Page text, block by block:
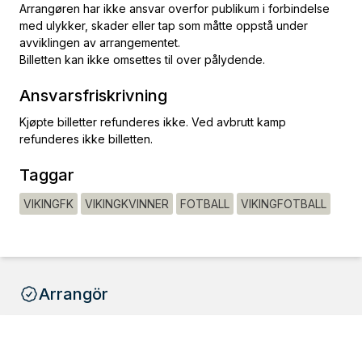
Arrangøren har ikke ansvar overfor publikum i forbindelse
med ulykker, skader eller tap som måtte oppstå under
avviklingen av arrangementet.
Billetten kan ikke omsettes til over pålydende.
Ansvarsfriskrivning
Kjøpte billetter refunderes ikke. Ved avbrutt kamp
refunderes ikke billetten.
Taggar
VIKINGFK VIKINGKVINNER FOTBALL VIKINGFOTBALL
Arrangör